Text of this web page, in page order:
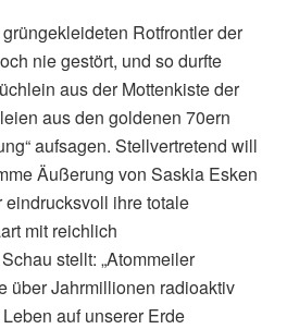
Rotfrontler der
nie gestört, und so durfte
aus der Mottenkiste der
aus den goldenen 70ern
aufsagen. Stellvertretend will
Äußerung von Saskia Esken
ihre totale
mit reichlich
stellt: „Atommeiler
über Jahrmillionen radioaktiv
auf unserer Erde